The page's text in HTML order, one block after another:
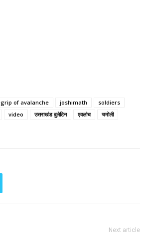
grip of avalanche joshimath
soldiers
video उत्तराखंड बुलेटिन एवलांच
चमोली
Next article